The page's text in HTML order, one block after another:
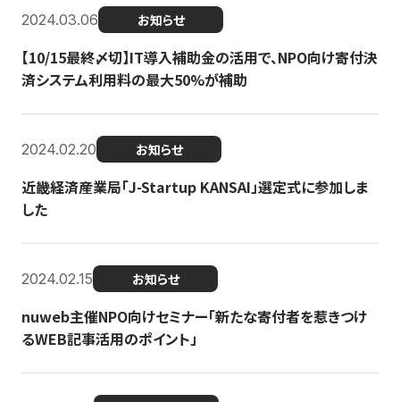
2024.03.06 お知らせ
【10/15最終〆切】IT導入補助金の活用で、NPO向け寄付決
済システム利用料の最大50%が補助
2024.02.20 お知らせ
近畿経済産業局「J-Startup KANSAI」選定式に参加しま
した
2024.02.15 お知らせ
nuweb主催NPO向けセミナー「新たな寄付者を惹きつけ
るWEB記事活用のポイント」